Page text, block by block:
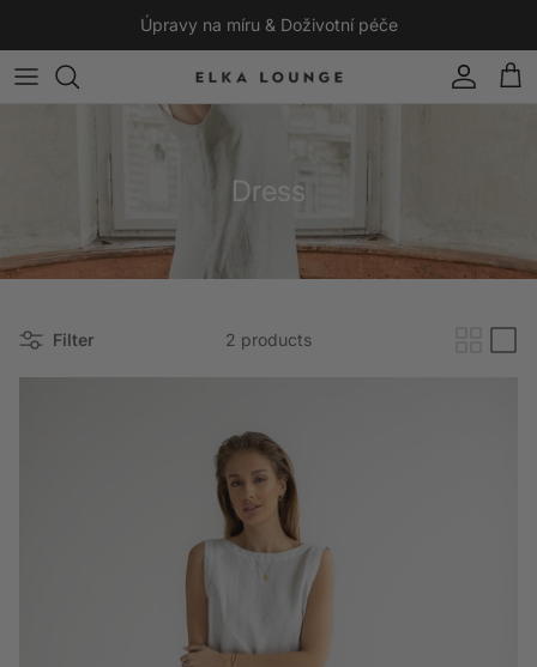
Úpravy na míru & Doživotní péče
Account
Cart
Dress
Filter 2 products